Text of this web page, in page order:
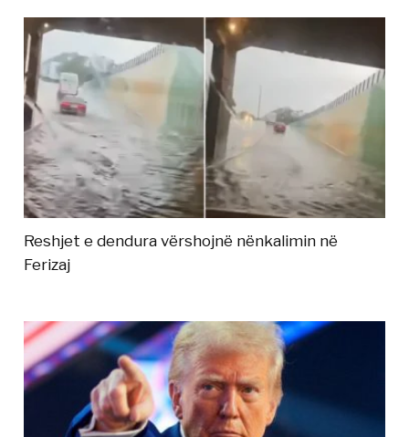
Reshjet e dendura vërshojnë nënkalimin në
Ferizaj